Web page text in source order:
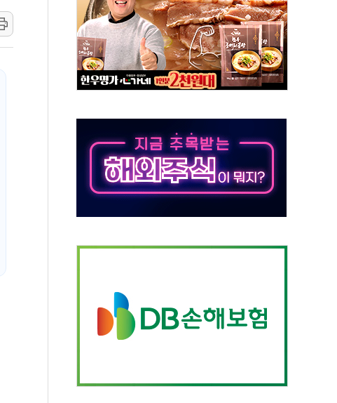
학교 통합' 규탄 결의안 발의…이준석·한동훈 동참
, 노원구 어르신에 삼계탕 배식 봉사
적용하니…재건축보다 재개발 사업성 개선↑
육 콘텐츠 '소셜아이어워드' 대상 수상
만에 서울서 40도 넘어
출범…에너지 유니콘기업 본격 육성
주에 54조 투자…D램·낸드 동시 증설